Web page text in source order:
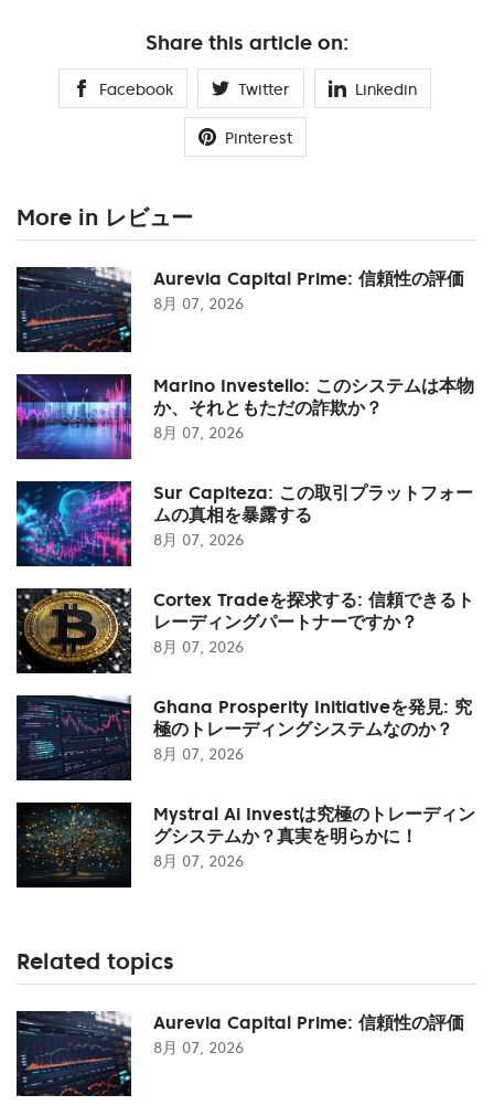
Share this article on:
Facebook Twitter Linkedin
Pinterest
More in レビュー
Aurevia Capital Prime: 信頼性の評価
8月 07, 2026
Marino Investello: このシステムは本物
か、それともただの詐欺か？
8月 07, 2026
Sur Capiteza: この取引プラットフォー
ムの真相を暴露する
8月 07, 2026
Cortex Tradeを探求する: 信頼できるト
レーディングパートナーですか？
8月 07, 2026
Ghana Prosperity Initiativeを発見: 究
極のトレーディングシステムなのか？
8月 07, 2026
Mystral Ai Investは究極のトレーディン
グシステムか？真実を明らかに！
8月 07, 2026
Related topics
Aurevia Capital Prime: 信頼性の評価
8月 07, 2026